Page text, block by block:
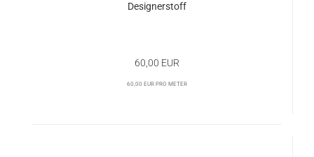
Designerstoff
60,00 EUR
60,00 EUR pro Meter